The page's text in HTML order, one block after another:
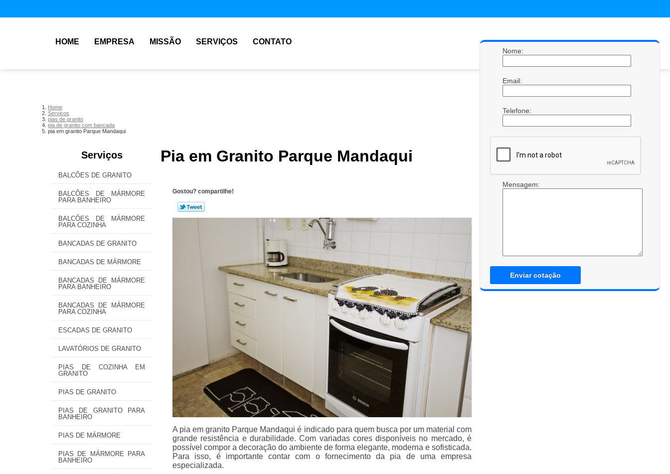
HOME EMPRESA MISSÃO SERVIÇOS CONTATO
Home
Serviços
pias de granito
pia de granito com bancada
pia em granito Parque Mandaqui
Serviços
BALCÕES DE GRANITO
BALCÕES DE MÁRMORE
PARA BANHEIRO
BALCÕES DE MÁRMORE
PARA COZINHA
BANCADAS DE GRANITO
BANCADAS DE MÁRMORE
BANCADAS DE MÁRMORE
PARA BANHEIRO
BANCADAS DE MÁRMORE
PARA COZINHA
ESCADAS DE GRANITO
LAVATÓRIOS DE GRANITO
PIAS DE COZINHA EM
GRANITO
PIAS DE GRANITO
PIAS DE GRANITO PARA
BANHEIRO
PIAS DE MÁRMORE
PIAS DE MÁRMORE PARA
BANHEIRO
Pia em Granito Parque Mandaqui
Gostou? compartilhe!
A pia em granito Parque Mandaqui é indicado para quem busca por um material com
grande resistência e durabilidade. Com variadas cores disponíveis no mercado, é
possível compor a decoração do ambiente de forma elegante, moderna e sofisticada.
Para isso, é importante contar com o fornecimento da pia de uma empresa
especializada.
Nome:
Email:
Telefone:
Mensagem:
Enviar cotação